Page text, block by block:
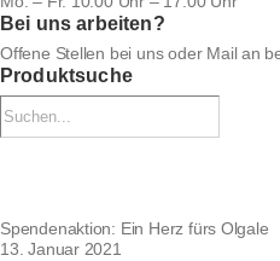
Bei uns arbeiten?
Offene Stellen bei unsoder Mail an
Produktsuche
Spendenaktion: Ein Herz fürs Olgale
13. Januar 2021